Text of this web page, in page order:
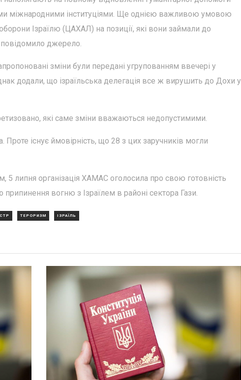
міжнародними інституціями. Ще однією важливою умовою
Ізраїлю (ЦАХАЛ) на позиції, які вони займали до
джерело.
зміни були передані угрупованням ввечері у
додали, що ізраїльська делегація все ж вирушить до Дохи у
які саме зміни вважаються недопустимими.
Проте існує ймовірність, що 28 з цих заручників могли
липня організація ХАМАС оголосила про свою готовність
припинення вогню з Ізраїлем в районі сектора Гази.
ТЕРОРИЗМ ІЗРАЇЛЬ